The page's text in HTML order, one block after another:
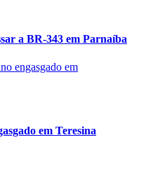
a BR-343 em Parnaíba
em Teresina